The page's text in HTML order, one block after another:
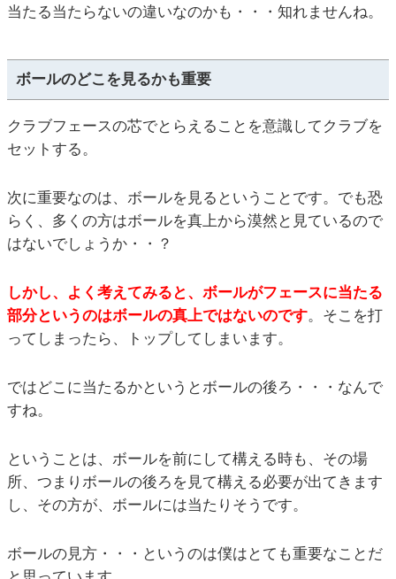
当たる当たらないの違いなのかも・・・知れませんね。
ボールのどこを見るかも重要
クラブフェースの芯でとらえることを意識してクラブを
セットする。
次に重要なのは、ボールを見るということです。でも恐
らく、多くの方はボールを真上から漠然と見ているので
はないでしょうか・・？
しかし、よく考えてみると、ボールがフェースに当たる
部分というのはボールの真上ではないのです。そこを打
ってしまったら、トップしてしまいます。
ではどこに当たるかというとボールの後ろ・・・なんで
すね。
ということは、ボールを前にして構える時も、その場
所、つまりボールの後ろを見て構える必要が出てきます
し、その方が、ボールには当たりそうです。
ボールの見方・・・というのは僕はとても重要なことだ